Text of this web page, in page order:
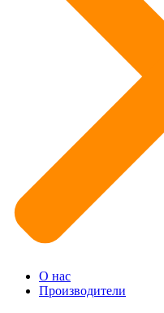
О нас
Производители